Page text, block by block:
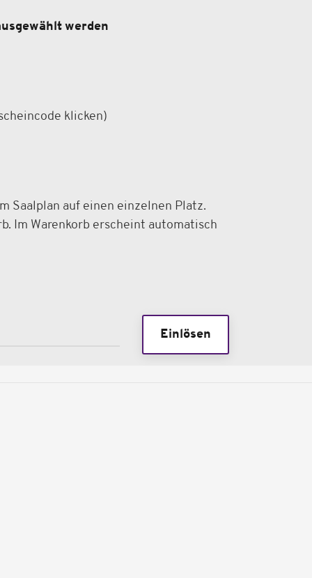
werden
klicken)
Saalplan auf einen einzelnen Platz.
Im Warenkorb erscheint automatisch
Einlösen